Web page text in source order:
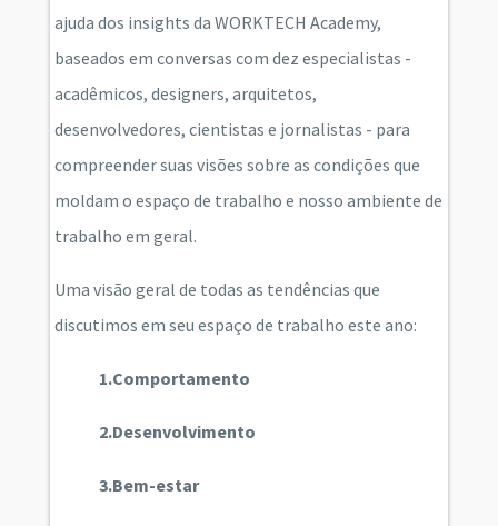
ajuda dos insights da WORKTECH Academy,
baseados em conversas com dez especialistas -
acadêmicos, designers, arquitetos,
desenvolvedores, cientistas e jornalistas - para
compreender suas visões sobre as condições que
moldam o espaço de trabalho e nosso ambiente de
trabalho em geral.
Uma visão geral de todas as tendências que
discutimos em seu espaço de trabalho este ano:
1.Comportamento
2.Desenvolvimento
3.Bem-estar